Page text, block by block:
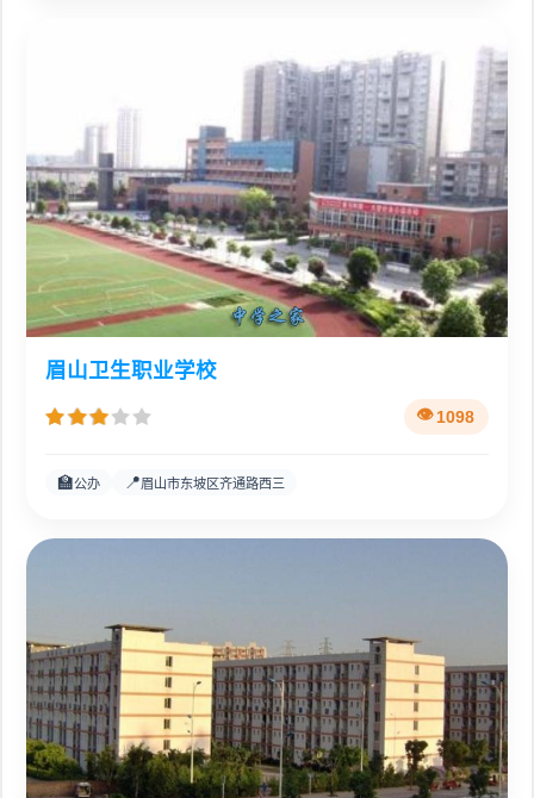
眉山卫生职业学校
1098
🏫公办 📍眉山市东坡区齐通路西三